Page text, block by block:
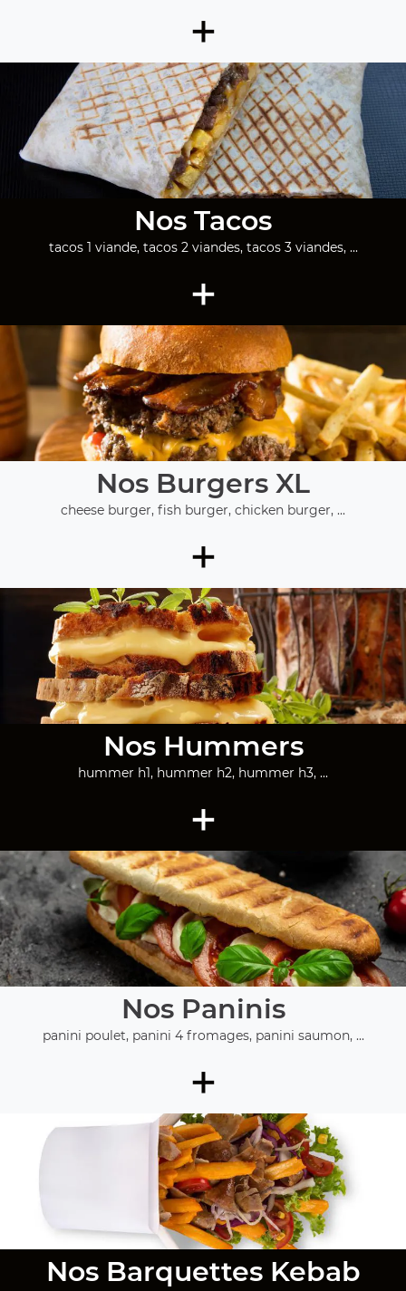
+
Nos Tacos
tacos 1 viande, tacos 2 viandes, tacos 3 viandes, ...
+
Nos Burgers XL
cheese burger, fish burger, chicken burger, ...
+
Nos Hummers
hummer h1, hummer h2, hummer h3, ...
+
Nos Paninis
panini poulet, panini 4 fromages, panini saumon, ...
+
Nos Barquettes Kebab